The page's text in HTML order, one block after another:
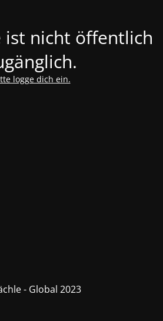
ist nicht öffentlich
logge dich ein.
- Global 2023